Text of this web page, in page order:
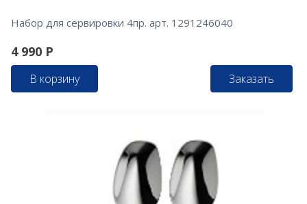
Набор для сервировки 4пр. арт. 1291246040
4 990 Р
В корзину Заказать